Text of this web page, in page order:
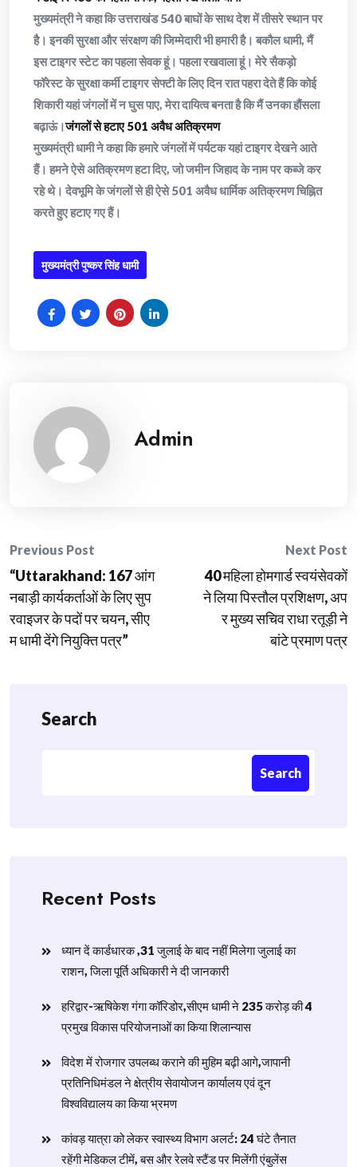
मुख्यमंत्री ने कहा कि उत्तराखंड 540 बाघों के साथ देश में तीसरे स्थान पर
है। इनकी सुरक्षा और संरक्षण की जिम्मेदारी भी हमारी है। बकौल धामी, मैं
इस टाइगर स्टेट का पहला सेवक हूं। पहला रखवाला हूं। मेरे सैकड़ो
फॉरेस्ट के सुरक्षा कर्मी टाइगर सेफ्टी के लिए दिन रात पहरा देते हैं कि कोई
शिकारी यहां जंगलों में न घुस पाए, मेरा दायित्व बनता है कि मैं उनका हौंसला
बढ़ाऊं।जंगलों से हटाए 501 अवैध अतिक्रमण
मुख्यमंत्री धामी ने कहा कि हमारे जंगलों में पर्यटक यहां टाइगर देखने आते
हैं। हमने ऐसे अतिक्रमण हटा दिए, जो जमीन जिहाद के नाम पर कब्जे कर
रहे थे। देवभूमि के जंगलों से ही ऐसे 501 अवैध धार्मिक अतिक्रमण चिह्नित
करते हुए हटाए गए हैं।
मुख्यमंत्री पुष्कर सिंह धामी
Admin
Post
navigation
Previous Post
“Uttarakhand: 167 आंग
नबाड़ी कार्यकर्ताओं के लिए सुप
रवाइजर के पदों पर चयन, सीए
म धामी देंगे नियुक्ति पत्र”
Next Post
40 महिला होमगार्ड स्वयंसेवकों
ने लिया पिस्तौल प्रशिक्षण, अप
र मुख्य सचिव राधा रतूड़ी ने
बांटे प्रमाण पत्र
Search
Search
Recent Posts
ध्यान दें कार्डधारक ,31 जुलाई के बाद नहीं मिलेगा जुलाई का
राशन, जिला पूर्ति अधिकारी ने दी जानकारी
हरिद्वार-ऋषिकेश गंगा कॉरिडोर,सीएम धामी ने 235 करोड़ की 4
प्रमुख विकास परियोजनाओं का किया शिलान्यास
विदेश में रोजगार उपलब्ध कराने की मुहिम बढ़ी आगे,जापानी
प्रतिनिधिमंडल ने क्षेत्रीय सेवायोजन कार्यालय एवं दून
विश्वविद्यालय का किया भ्रमण
​कांवड़ यात्रा को लेकर स्वास्थ्य विभाग अलर्ट: 24 घंटे तैनात
रहेंगी मेडिकल टीमें, बस और रेलवे स्टैंड पर मिलेंगी एंबुलेंस